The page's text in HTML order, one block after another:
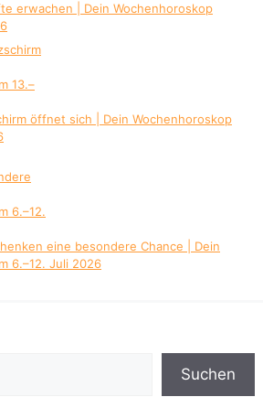
erwachen | Dein Wochenhoroskop
öffnet sich | Dein Wochenhoroskop
eine besondere Chance | Dein
6.–12. Juli 2026
Suchen